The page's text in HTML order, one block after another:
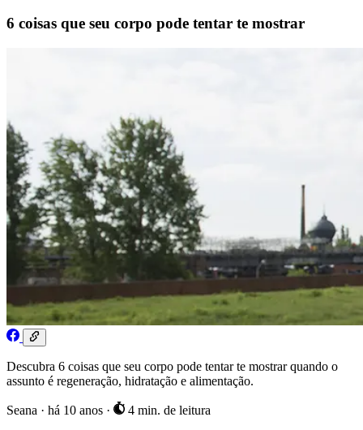
6 coisas que seu corpo pode tentar te mostrar
Descubra 6 coisas que seu corpo pode tentar te mostrar quando o
assunto é regeneração, hidratação e alimentação.
Seana · há 10 anos · 4 min. de leitura